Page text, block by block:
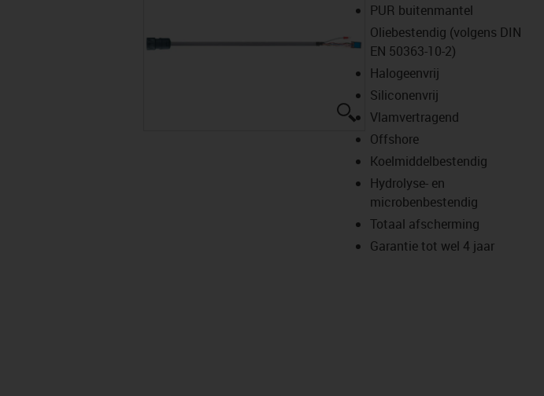
igus-icon-lupe
PUR buitenmantel
Oliebestendig (volgens DIN
EN 50363-10-2)
Halogeenvrij
Siliconenvrij
Vlamvertragend
Offshore
Koelmiddelbestendig
Hydrolyse- en
microbenbestendig
Totaal afscherming
Garantie tot wel 4 jaar